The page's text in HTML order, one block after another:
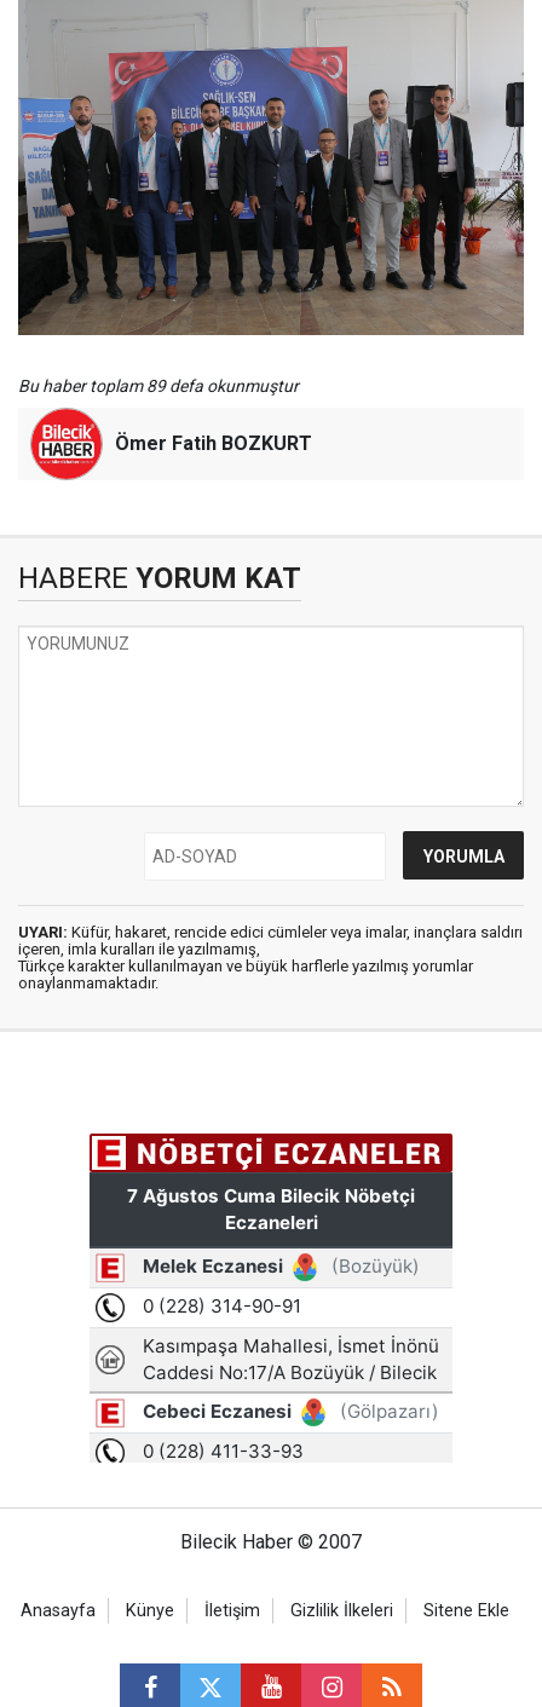
Bu haber toplam 89 defa okunmuştur
Ömer Fatih BOZKURT
HABERE YORUM KAT
UYARI: Küfür, hakaret, rencide edici cümleler veya imalar, inançlara saldırı
içeren, imla kuralları ile yazılmamış,
Türkçe karakter kullanılmayan ve büyük harflerle yazılmış yorumlar
onaylanmamaktadır.
Bilecik Haber © 2007
Anasayfa Künye İletişim Gizlilik İlkeleri Sitene Ekle